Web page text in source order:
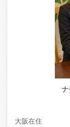
大阪在住